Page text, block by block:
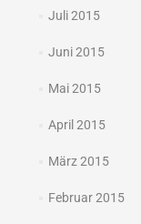
Juli 2015
Juni 2015
Mai 2015
April 2015
März 2015
Februar 2015